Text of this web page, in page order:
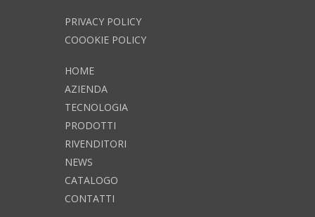
PRIVACY POLICY
COOOKIE POLICY
HOME
AZIENDA
TECNOLOGIA
PRODOTTI
RIVENDITORI
NEWS
CATALOGO
CONTATTI